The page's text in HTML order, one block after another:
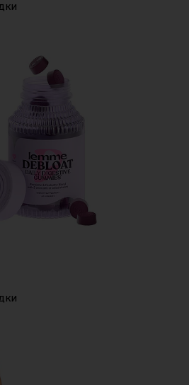
МАРМЕЛАДКИ DEBLOAT
PARKER LONG